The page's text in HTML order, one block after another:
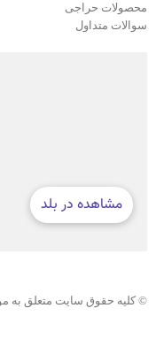
محصولات حراجی
سوالات متداول
© کلیه حقوق سایت متعلق به